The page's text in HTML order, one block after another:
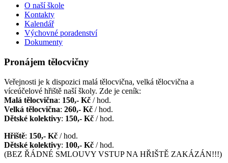
O naší škole
Kontakty
Kalendář
Výchovné poradenství
Dokumenty
Pronájem tělocvičny
Veřejnosti je k dispozici malá tělocvična, velká tělocvična a
víceúčelové hřiště naší školy. Zde je ceník:
Malá tělocvična: 150,- Kč / hod.
Velká tělocvična: 260,- Kč / hod.
Dětské kolektivy: 150,- Kč / hod.
Hřiště: 150,- Kč / hod.
Dětské kolektivy: 100,- Kč / hod.
(BEZ ŘÁDNÉ SMLOUVY VSTUP NA HŘIŠTĚ ZAKÁZÁN!!!)